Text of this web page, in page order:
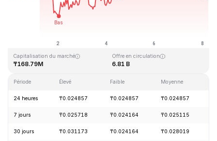
Dernière mise à jour : 2026-08-08, 06:03 GMT+0
Capitalisation du marché
₸168.79M
Offre en circulation
6.81 B
Période Élevé Faible Moyenne
24 heures ₸0.024857 ₸0.024857 ₸0.024857
7 jours ₸0.025718 ₸0.024164 ₸0.025115
30 jours ₸0.031173 ₸0.024164 ₸0.028019